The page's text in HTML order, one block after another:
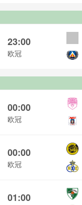
23:00
欧冠
00:00
欧冠
00:00
欧冠
01:00